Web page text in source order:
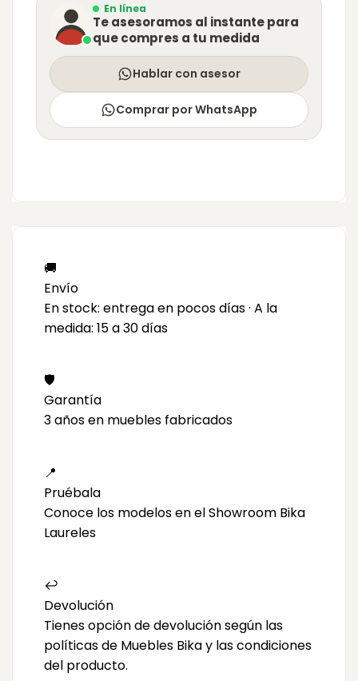
En línea
Te asesoramos al instante para
que compres a tu medida
Hablar con asesor
Comprar por WhatsApp
🚚
Envío
En stock: entrega en pocos días · A la
medida: 15 a 30 días
🛡️
Garantía
3 años en muebles fabricados
📍
Pruébala
Conoce los modelos en el Showroom Bika
Laureles
↩️
Devolución
Tienes opción de devolución según las
políticas de Muebles Bika y las condiciones
del producto.